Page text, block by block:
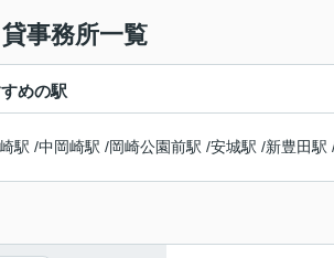
事務所一覧
めの駅
駅 /中岡崎駅 /岡崎公園前駅 /安城駅 /新豊田駅